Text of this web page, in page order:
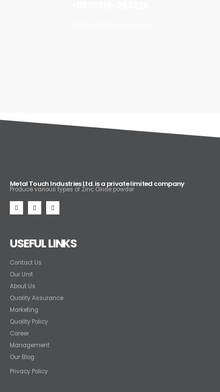
Metal Touch Industries Ltd. is a private limited company
Produce various types of Zinc Oxide powder
USEFUL LINKS
Contact Us
Our Unit
About Us
Quality Assurance
Marketing
Quality Policy
Career
Management
Our Blog
Privacy Policy